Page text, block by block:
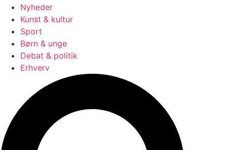
Nyheder
Kunst & kultur
Sport
Børn & unge
Debat & politik
Erhverv